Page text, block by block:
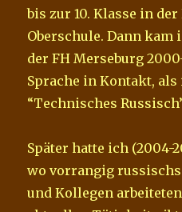
bis zur 10. Klasse in
Oberschule. Dann
der FH Merseburg
Sprache in Kontakt, als
“Technisches
Später hatte ich (2004-
wo vorrangig
und Kollegen